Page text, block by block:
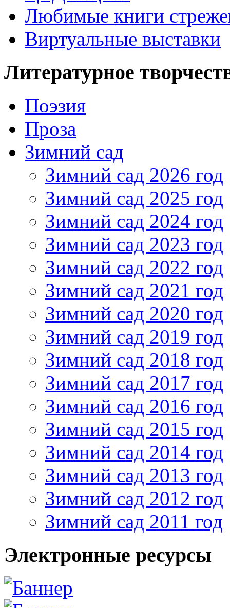
Любимые книги
Виртуальные выставки
Литературное
Поэзия
Проза
Зимний сад
Зимний сад 2026 год
Зимний сад 2025 год
Зимний сад 2024 год
Зимний сад 2023 год
Зимний сад 2022 год
Зимний сад 2021 год
Зимний сад 2020 год
Зимний сад 2019 год
Зимний сад 2018 год
Зимний сад 2017 год
Зимний сад 2016 год
Зимний сад 2015 год
Зимний сад 2014 год
Зимний сад 2013 год
Зимний сад 2012 год
Зимний сад 2011 год
Электронные ресурсы